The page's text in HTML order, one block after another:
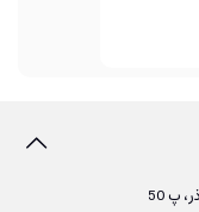
دفتر مرکزی: تهران، خ خواجه عبدالله، نبش ابوذر، پ 50